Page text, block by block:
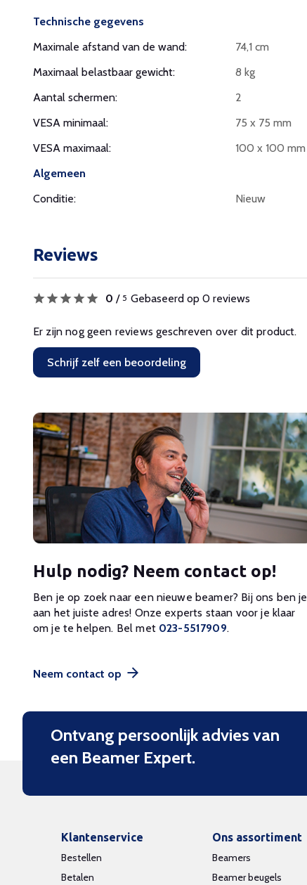
Technische gegevens
Maximale afstand van de wand:
74,1 cm
Maximaal belastbaar gewicht:
8 kg
Aantal schermen:
2
VESA minimaal:
75 x 75 mm
VESA maximaal:
100 x 100 mm
Algemeen
Conditie:
Nieuw
Reviews
0 / 5 Gebaseerd op 0 reviews
Er zijn nog geen reviews geschreven over dit product.
Schrijf zelf een beoordeling
Hulp nodig? Neem contact op!
Ben je op zoek naar een nieuwe beamer? Bij ons ben je
aan het juiste adres! Onze experts staan voor je klaar
om je te helpen. Bel met 023-5517909.
Neem contact op
Ontvang persoonlijk advies van
een Beamer Expert.
Klantenservice
Bestellen
Betalen
Ons assortiment
Beamers
Beamer beugels